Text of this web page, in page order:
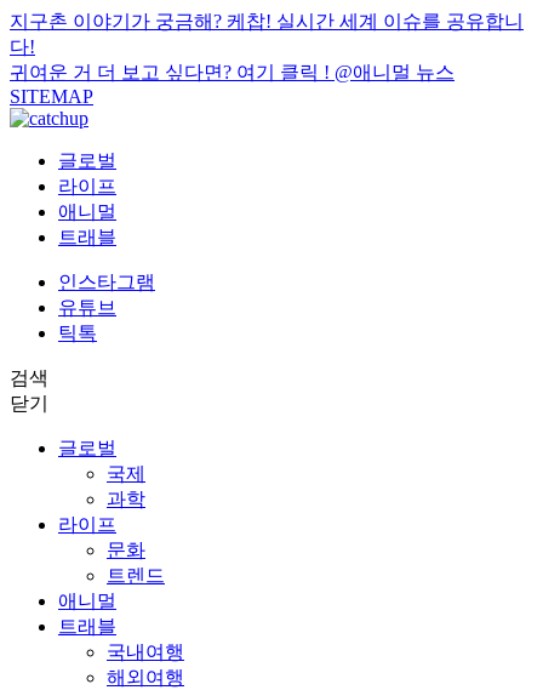
지구촌 이야기가 궁금해? 케찹! 실시간 세계 이슈를 공유합니
다!
귀여운 거 더 보고 싶다면? 여기 클릭 ! @애니멀 뉴스
SITEMAP
글로벌
라이프
애니멀
트래블
인스타그램
유튜브
틱톡
검색
닫기
글로벌
국제
과학
라이프
문화
트렌드
애니멀
트래블
국내여행
해외여행